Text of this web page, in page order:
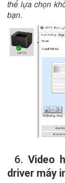
thể lựa chọn
bạn.
6. Video
driver máy